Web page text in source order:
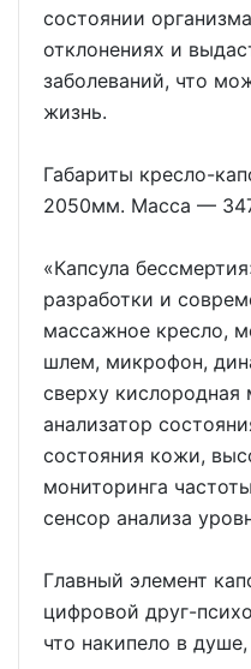
состоянии
отклонениях и
заболеваний, что
жизнь.
Габариты кресло-
2050мм. Масса —
«Капсула
разработки и
массажное кресло,
шлем, микрофон,
сверху кислородная
анализатор
состояния кожи,
мониторинга
сенсор анализа
Главный элемент
цифровой друг-
что накипело в